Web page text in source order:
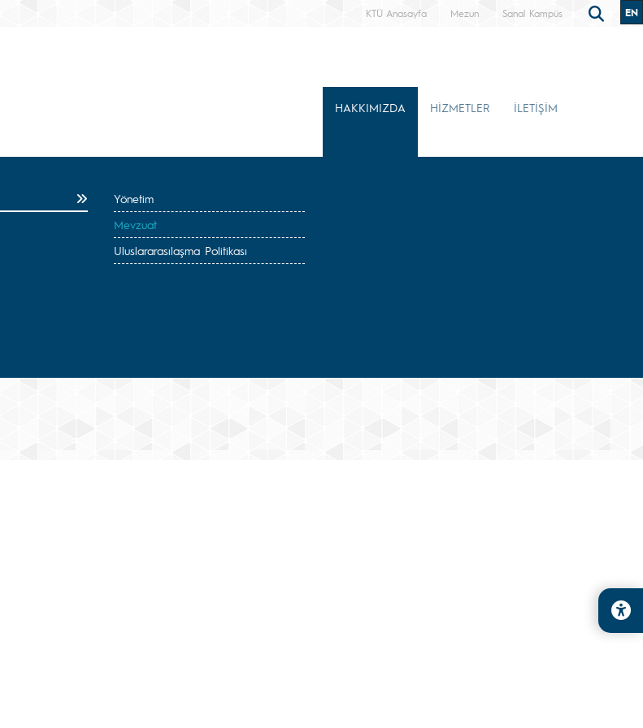
KTÜ Anasayfa Mezun Sanal Kampüs EN
HAKKIMIZDA HİZMETLER İLETİŞİM
Yönetim
Mevzuat
Uluslararasılaşma Politikası